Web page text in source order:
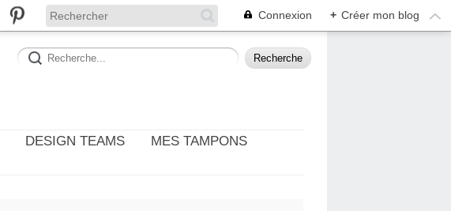
Connexion + Créer mon blog
DESIGN TEAMS
MES TAMPONS